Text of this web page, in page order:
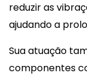
reduzir as
ajudando a
Sua atuação
componentes